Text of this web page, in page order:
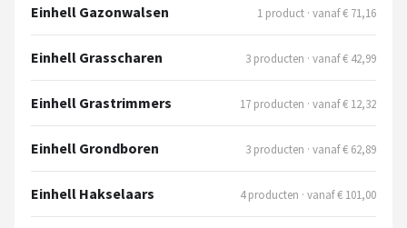
Einhell Gazonwalsen 1 product · vanaf € 71,16
Einhell Grasscharen 3 producten · vanaf € 42,99
Einhell Grastrimmers 17 producten · vanaf € 12,32
Einhell Grondboren 3 producten · vanaf € 62,89
Einhell Hakselaars 4 producten · vanaf € 101,00